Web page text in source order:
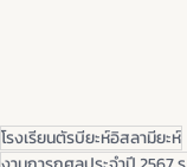
โรงเรียนตัรบียะห์อิสลามียะห์